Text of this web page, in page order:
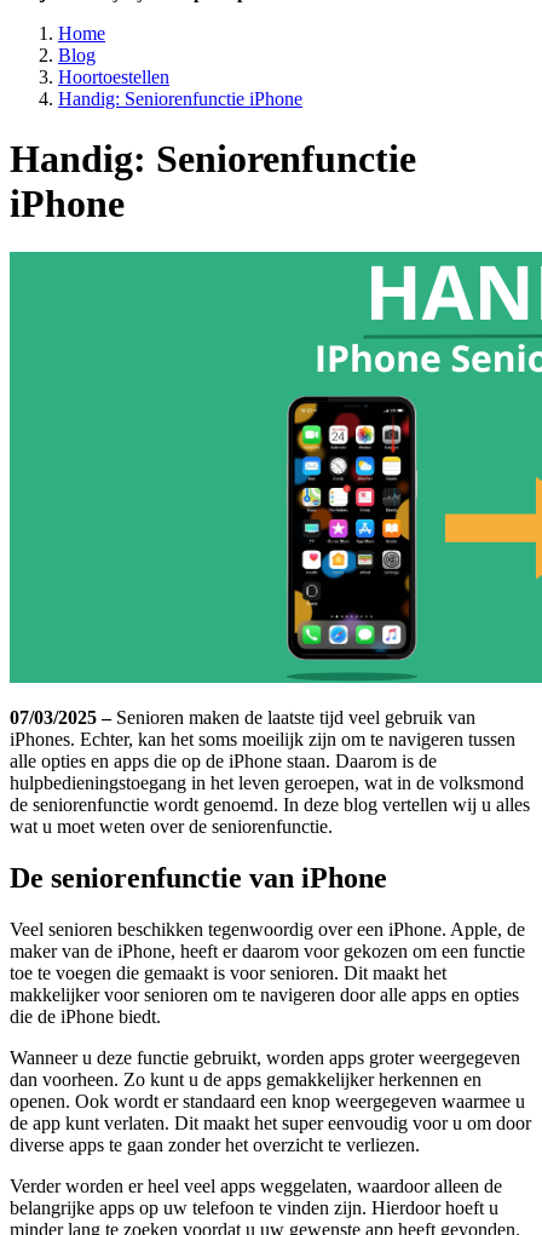
Home
Blog
Hoortoestellen
Handig: Seniorenfunctie iPhone
Handig: Seniorenfunctie
iPhone
07/03/2025 – Senioren maken de laatste tijd veel gebruik van
iPhones. Echter, kan het soms moeilijk zijn om te navigeren tussen
alle opties en apps die op de iPhone staan. Daarom is de
hulpbedieningstoegang in het leven geroepen, wat in de volksmond
de seniorenfunctie wordt genoemd. In deze blog vertellen wij u alles
wat u moet weten over de seniorenfunctie.
De seniorenfunctie van iPhone
Veel senioren beschikken tegenwoordig over een iPhone. Apple, de
maker van de iPhone, heeft er daarom voor gekozen om een functie
toe te voegen die gemaakt is voor senioren. Dit maakt het
makkelijker voor senioren om te navigeren door alle apps en opties
die de iPhone biedt.
Wanneer u deze functie gebruikt, worden apps groter weergegeven
dan voorheen. Zo kunt u de apps gemakkelijker herkennen en
openen. Ook wordt er standaard een knop weergegeven waarmee u
de app kunt verlaten. Dit maakt het super eenvoudig voor u om door
diverse apps te gaan zonder het overzicht te verliezen.
Verder worden er heel veel apps weggelaten, waardoor alleen de
belangrijke apps op uw telefoon te vinden zijn. Hierdoor hoeft u
minder lang te zoeken voordat u uw gewenste app heeft gevonden.